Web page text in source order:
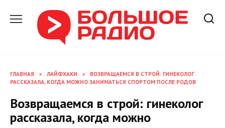
содержанию
ГЛАВНАЯ » ЛАЙФХАКИ »
ВОЗВРАЩАЕМСЯ В СТРОЙ: ГИНЕКОЛОГ
РАССКАЗАЛА, КОГДА МОЖНО ЗАНИМАТЬСЯ СПОРТОМ ПОСЛЕ РОДОВ
Возвращаемся в строй: гинеколог
рассказала, когда можно